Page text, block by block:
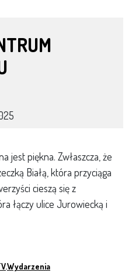
jest piękna. Zwłaszcza, że
Białą, która przyciąga
cieszą się z
łączy ulice Jurowiecką i
,Wydarzenia